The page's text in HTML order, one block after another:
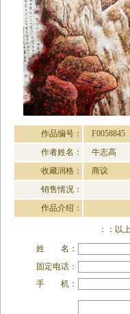
作品编号： F0058845
作者姓名：
牛志高
收藏润格：
商议
销售情况：
作品介绍：
：：以上
姓 名：
固定电话：
手 机：